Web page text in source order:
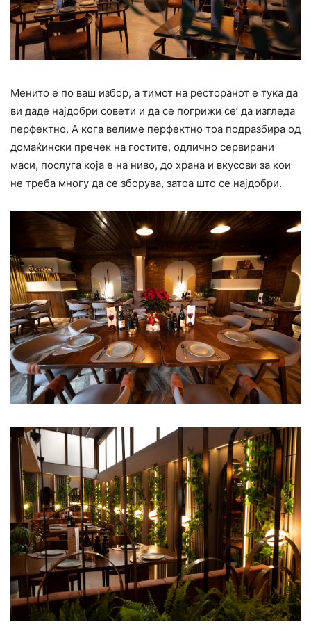
Менито е по ваш избор, а тимот на ресторанот е тука да
ви даде најдобри совети и да се погрижи се’ да изгледа
перфектно. А кога велиме перфектно тоа подразбира од
домаќински пречек на гостите, одлично сервирани
маси, послуга која е на ниво, до храна и вкусови за кои
не треба многу да се зборува, затоа што се најдобри.